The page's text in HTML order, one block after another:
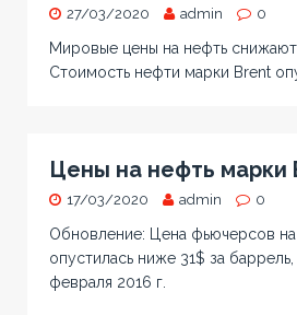
27/03/2020 admin 0
Мировые цены на нефть
Стоимость нефти марки Brent
Цены на нефть марки
17/03/2020 admin 0
Обновление: Цена фьючерсов
опустилась ниже 31$ за
февраля 2016 г.